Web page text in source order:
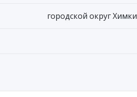
городской округ Химки